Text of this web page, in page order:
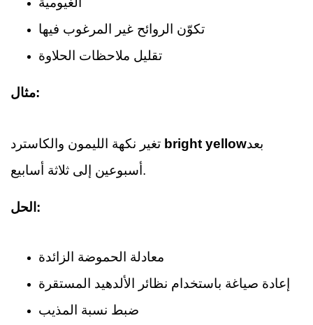
تكوّن الروائح غير المرغوب فيها
تقليل ملاحظات الحلاوة
مثال:
bright yellowبعد
أسبوعين إلى ثلاثة أسابيع.
الحل:
معادلة الحموضة الزائدة
إعادة صياغة باستخدام نظائر الألدهيد المستقرة
ضبط نسبة المذيب